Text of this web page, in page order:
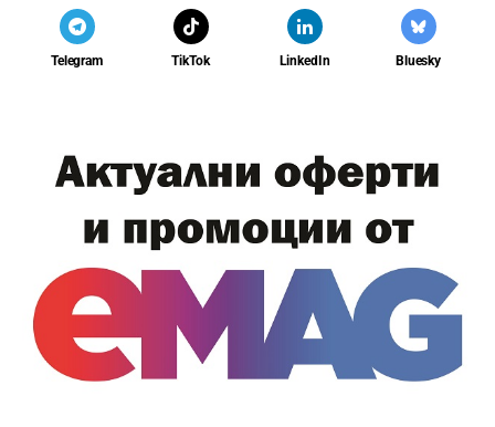
Telegram TikTok LinkedIn Bluesky